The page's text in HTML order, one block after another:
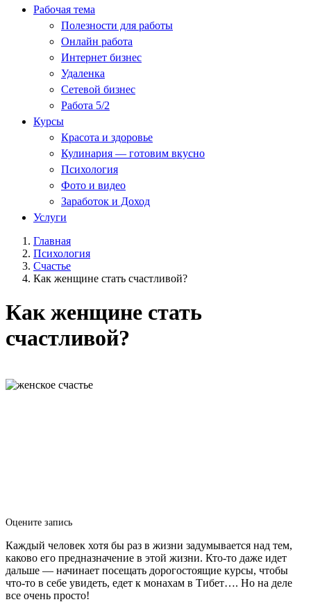
Рабочая тема
Полезности для работы
Онлайн работа
Интернет бизнес
Удаленка
Сетевой бизнес
Работа 5/2
Курсы
Красота и здоровье
Кулинария — готовим вкусно
Психология
Фото и видео
Заработок и Доход
Услуги
Главная
Психология
Счастье
Как женщине стать счастливой?
Как женщине стать
счастливой?
Оцените запись
Каждый человек хотя бы раз в жизни задумывается над тем,
каково его предназначение в этой жизни. Кто-то даже идет
дальше — начинает посещать дорогостоящие курсы, чтобы
что-то в себе увидеть, едет к монахам в Тибет…. Но на деле
все очень просто!